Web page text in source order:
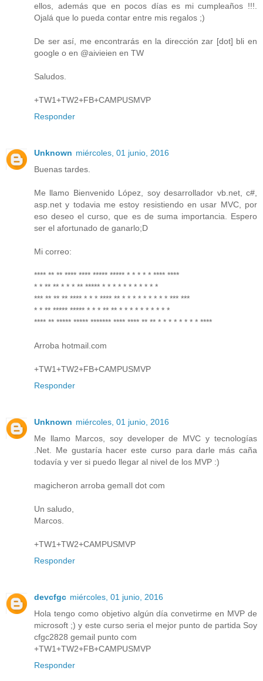
ellos, además que en pocos días es mi cumpleaños !!!.
Ojalá que lo pueda contar entre mis regalos ;)
De ser así, me encontrarás en la dirección zar [dot] bli en
google o en @aivieien en TW
Saludos.
+TW1+TW2+FB+CAMPUSMVP
Responder
Unknown miércoles, 01 junio, 2016
Buenas tardes.
Me llamo Bienvenido López, soy desarrollador vb.net, c#,
asp.net y todavia me estoy resistiendo en usar MVC, por
eso deseo el curso, que es de suma importancia. Espero
ser el afortunado de ganarlo;D
Mi correo:
**** ** ** **** **** ***** ***** * * * * * **** ****
* * ** ** * * * ** ***** * * * * * * * * * * *
*** ** ** ** **** * * * **** ** * * * * * * * * * *** ***
* * ** ***** ***** * * * ** ** * * * * * * * * * *
**** ** ***** ***** ******* **** **** ** ** * * * * * * * * ****
Arroba hotmail.com
+TW1+TW2+FB+CAMPUSMVP
Responder
Unknown miércoles, 01 junio, 2016
Me llamo Marcos, soy developer de MVC y tecnologías
.Net. Me gustaría hacer este curso para darle más caña
todavía y ver si puedo llegar al nivel de los MVP :)
magicheron arroba gemaIl dot com
Un saludo,
Marcos.
+TW1+TW2+CAMPUSMVP
Responder
devcfgc miércoles, 01 junio, 2016
Hola tengo como objetivo algún día convetirme en MVP de
microsoft ;) y este curso seria el mejor punto de partida Soy
cfgc2828 gemail punto com
+TW1+TW2+FB+CAMPUSMVP
Responder